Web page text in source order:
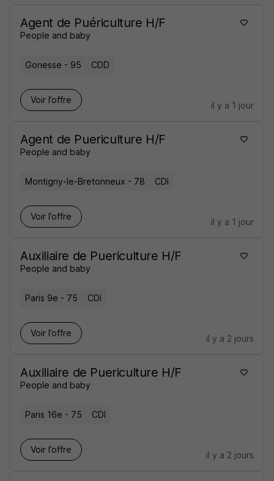
Agent de Puériculture H/F
People and baby
Gonesse - 95 CDD
Voir l’offre
il y a 1 jour
Agent de Puericulture H/F
People and baby
Montigny-le-Bretonneux - 78 CDI
Voir l’offre
il y a 1 jour
Auxiliaire de Puericulture H/F
People and baby
Paris 9e - 75 CDI
Voir l’offre
il y a 2 jours
Auxiliaire de Puericulture H/F
People and baby
Paris 16e - 75 CDI
Voir l’offre
il y a 2 jours